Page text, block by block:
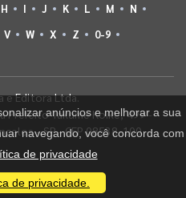
H I J K L M
N
V W X Z 0-9
e Editora Ltda.
Prefeito Takume Koike, 499 -
- SP - CEP 08538-100
anúncios e melhorar a sua
navegando, você concorda com
de privacidade
de privacidade.